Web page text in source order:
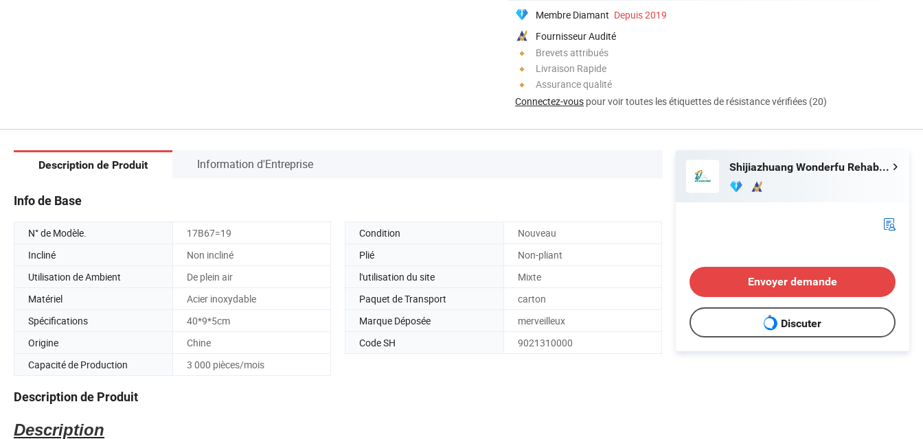
Membre Diamant Depuis 2019
Fournisseur Audité
Brevets attribués
Livraison Rapide
Assurance qualité
Connectez-vous pour voir toutes les étiquettes de résistance vérifiées (20)
Description de Produit Information d'Entreprise
Info de Base
N° de Modèle. 17B67=19 Condition
Nouveau
Incliné
Non incliné Plié
Non-pliant
Utilisation de Ambient
De plein air l'utilisation du site
Mixte
Matériel
Acier inoxydable Paquet de Transport
carton
Spécifications
40*9*5cm Marque Déposée
merveilleux
Origine
Chine Code SH
9021310000
Capacité de Production
3 000 pièces/mois
Description de Produit
Description
Shijiazhuang Wonderfu Rehabilitation Device Technology Co., Ltd.
Envoyer demande
Discuter